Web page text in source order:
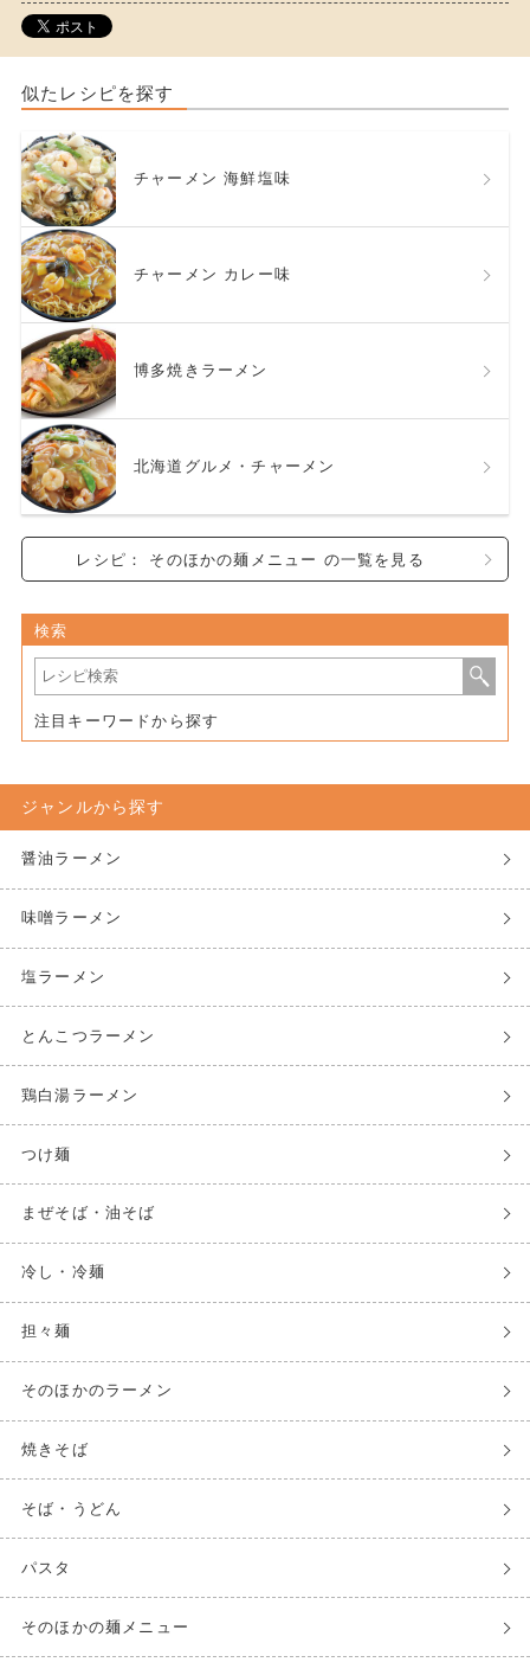
似たレシピを探す
チャーメン 海鮮塩味
チャーメン カレー味
博多焼きラーメン
北海道グルメ・チャーメン
レシピ： そのほかの麺メニュー の一覧を見る
検索
注目キーワードから探す
ジャンルから探す
醤油ラーメン
味噌ラーメン
塩ラーメン
とんこつラーメン
鶏白湯ラーメン
つけ麺
まぜそば・油そば
冷し・冷麺
担々麺
そのほかのラーメン
焼きそば
そば・うどん
パスタ
そのほかの麺メニュー